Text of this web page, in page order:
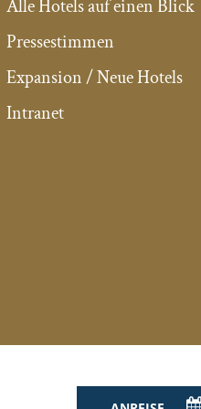
Alle Hotels auf einen Blick
Pressestimmen
Expansion / Neue Hotels
Intranet